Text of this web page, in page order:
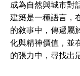
成為自然與城市對
建築是一種語言，
的敘事中，傳遞屬
化與精神價值，並
的張力中，尋找出